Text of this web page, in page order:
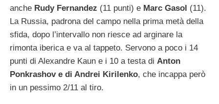
anche Rudy Fernandez (11 punti) e Marc Gasol (11).
La Russia, padrona del campo nella prima metà della
sfida, dopo l’intervallo non riesce ad arginare la
rimonta iberica e va al tappeto. Servono a poco i 14
punti di Alexandre Kaun e i 10 a testa di Anton
Ponkrashov e di Andrei Kirilenko, che incappa però
in un pessimo 2/11 al tiro.